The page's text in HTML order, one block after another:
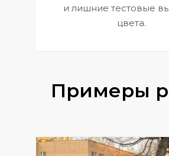
и лишние тестовые
цвета.
Примеры